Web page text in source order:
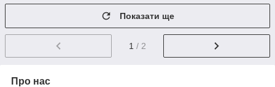
Показати ще
1 / 2
Про нас